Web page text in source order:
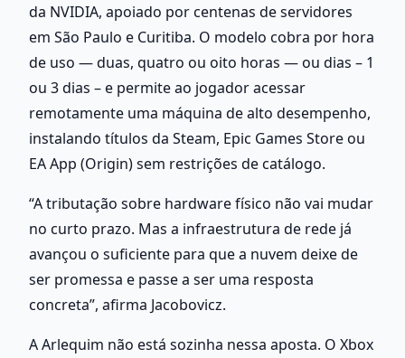
da NVIDIA, apoiado por centenas de servidores
em São Paulo e Curitiba. O modelo cobra por hora
de uso — duas, quatro ou oito horas — ou dias – 1
ou 3 dias – e permite ao jogador acessar
remotamente uma máquina de alto desempenho,
instalando títulos da Steam, Epic Games Store ou
EA App (Origin) sem restrições de catálogo.
“A tributação sobre hardware físico não vai mudar
no curto prazo. Mas a infraestrutura de rede já
avançou o suficiente para que a nuvem deixe de
ser promessa e passe a ser uma resposta
concreta”, afirma Jacobovicz.
A Arlequim não está sozinha nessa aposta. O Xbox